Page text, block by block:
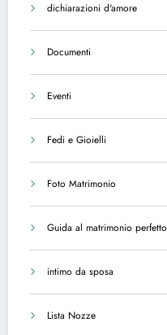
dichiarazioni d'amore
Documenti
Eventi
Fedi e Gioielli
Foto Matrimonio
Guida al matrimonio perfetto
intimo da sposa
Lista Nozze